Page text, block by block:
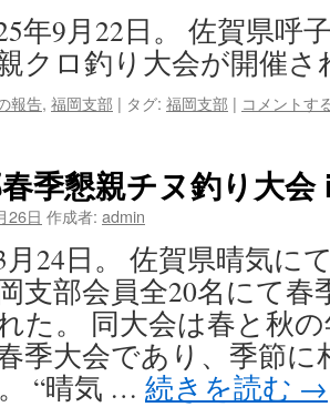
年9月22日。 佐賀県呼
クロ釣り大会が開催さ
報告, 福岡支部 | タグ: 福岡支部 | コメントす
季懇親チヌ釣り大会
26日 作成者: admin
月24日。 佐賀県晴気に
支部会員全20名にて春
た。 同大会は春と秋
季大会であり、季節
“晴気 … 続きを読む →